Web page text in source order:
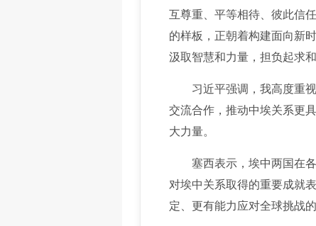
互尊重、平等相待、彼此信
的样板，正朝着构建面向新
汲取智慧和力量，担负起求
习近平强调，我高度重视
交流合作，推动中埃关系更
大力量。
塞西表示，埃中两国在各
对埃中关系取得的重要成就
定、更有能力应对全球挑战